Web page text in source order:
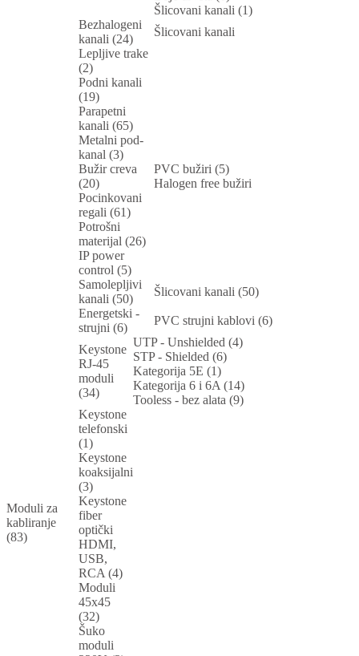
Šlicovani kanali (1)
Bezhalogeni
kanali (24)
Šlicovani kanali
Lepljive trake
(2)
Podni kanali
(19)
Parapetni
kanali (65)
Metalni pod-
kanal (3)
Bužir creva
(20)
PVC bužiri (5)
Halogen free bužiri
Pocinkovani
regali (61)
Potrošni
materijal (26)
IP power
control (5)
Samolepljivi
kanali (50)
Šlicovani kanali (50)
Energetski -
strujni (6)
PVC strujni kablovi (6)
Moduli za
kabliranje
(83)
Keystone
RJ-45
moduli
(34)
UTP - Unshielded (4)
STP - Shielded (6)
Kategorija 5E (1)
Kategorija 6 i 6A (14)
Tooless - bez alata (9)
Keystone
telefonski
(1)
Keystone
koaksijalni
(3)
Keystone
fiber
optički
HDMI,
USB,
RCA (4)
Moduli
45x45
(32)
Šuko
moduli